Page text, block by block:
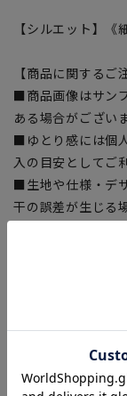
【シルエット】
【商品に関するご
■商品画像はサン
ある場合がござい
■ゆとり感には個
入の目安としてご
■生地や仕様・デ
干の誤差が生じる
部、商品現物に
■ブラウザやお使
■店舗や各モール
上、ご注文いた